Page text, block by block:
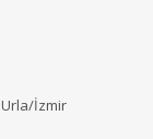
Urla/İzmir